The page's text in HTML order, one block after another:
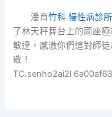
潘育竹科 慢性病診所
了林天秤舞台上的兩座
敏達，感激你們這對師
敬！
TC:senho2ai2l